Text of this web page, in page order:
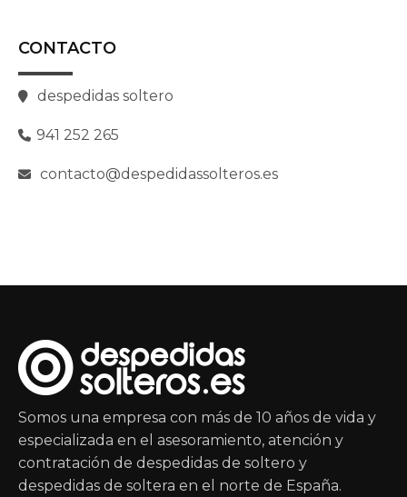
CONTACTO
despedidas soltero
941 252 265
contacto@despedidassolteros.es
Somos una empresa con más de 10 años de vida y
especializada en el asesoramiento, atención y
contratación de despedidas de soltero y
despedidas de soltera en el norte de España.